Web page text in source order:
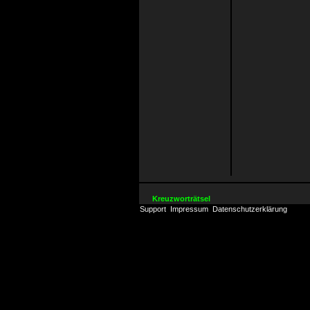
Kreuzworträtsel
Support Impressum Datenschutzerklärung